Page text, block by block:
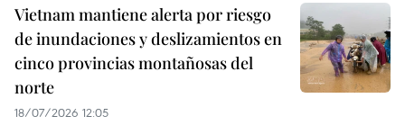
Vietnam mantiene alerta por riesgo
de inundaciones y deslizamientos en
cinco provincias montañosas del
norte
18/07/2026 12:05